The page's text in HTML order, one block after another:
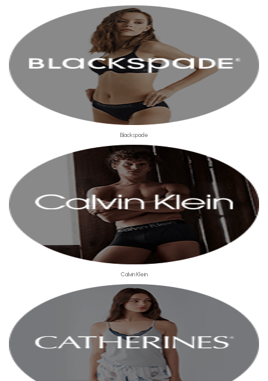
Blackspade
Calvin Klein